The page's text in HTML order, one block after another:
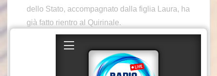
dello Stato, accompagnato dalla figlia Laura, ha
già fatto rientro al Quirinale.
– Foto di repertorio ufficio stampa Quirinale –
(ITALPRESS).